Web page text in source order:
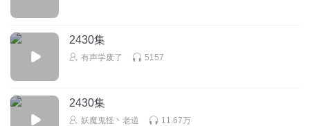
2430集
有声学废了 5157
2430集
妖魔鬼怪丶老道 11.67万